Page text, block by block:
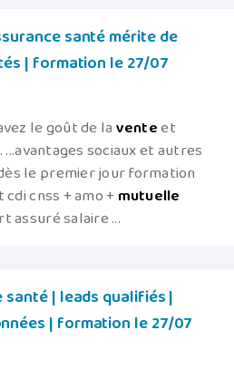
santé mérite de
| formation le 27/07
le goût de laventeet
sociaux et autres
le premier jour formation
cnss + amo +mutuelle
assuré salaire ...
santé | leads qualifiés |
| formation le 27/07